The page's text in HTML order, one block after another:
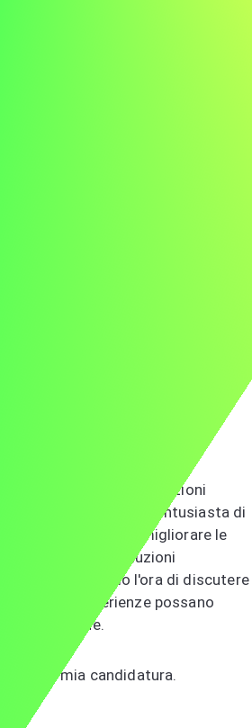
delle soluzioni
ispirante. Sono entusiasta di
tecniche per migliorare le
fornendo soluzioni
clienti. Non vedo l'ora di discutere
e le mie esperienze possano
la mia candidatura.